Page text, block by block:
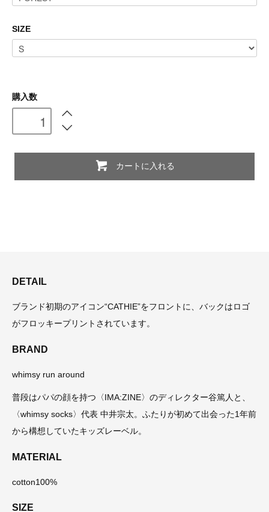
SIZE
購入数
カートに入れる
DETAIL
ブランド初期のアイコン“CATHIE”をフロントに、バックはロゴ
がフロッキープリントされています。
BRAND
whimsy run around
普段はパパの顔を持つ〈IMA:ZINE〉のディレクター谷篤人と、
〈whimsy socks〉代表 中井宗太。ふたりが初めて出会った1年前
から構想していたキッズレーベル。
MATERIAL
cotton100%
SIZE